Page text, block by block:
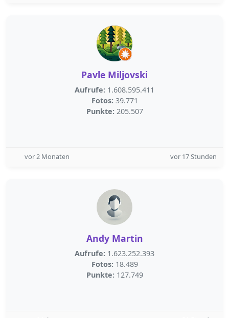
Pavle Miljovski
Aufrufe: 1.608.595.411
Fotos: 39.771
Punkte: 205.507
vor 2 Monaten vor 17 Stunden
Andy Martin
Aufrufe: 1.623.252.393
Fotos: 18.489
Punkte: 127.749